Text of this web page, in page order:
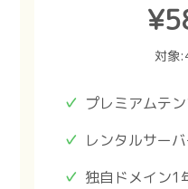
対象
プレミアムテ
レンタルサー
独自ドメイン1